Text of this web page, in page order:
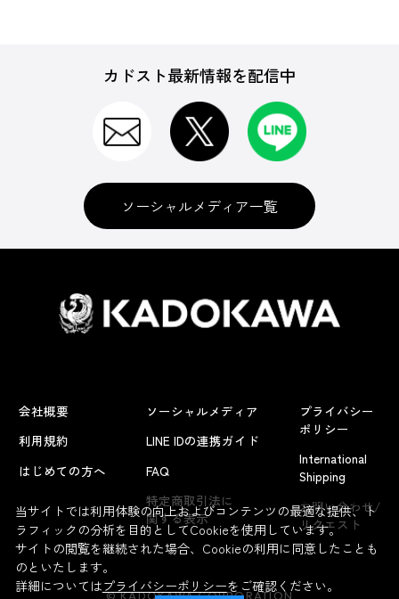
よくあるお問い合わせ
カドスト最新情報を配信中
ソーシャルメディア一覧
会社概要
利用規約
はじめての方へ
ソーシャルメディア
LINE IDの連携ガイド
FAQ
特定商取引法に
関する表示
プライバシー
ポリシー
International
Shipping
お問い合わせ/
リクエスト
© KADOKAWA CORPORATION
当サイトでは利用体験の向上およびコンテンツの最適な提供、ト
ラフィックの分析を目的としてCookieを使用しています。
サイトの閲覧を継続された場合、Cookieの利用に同意したことも
のといたします。
詳細についてはプライバシーポリシーをご確認ください。